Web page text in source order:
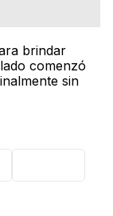
brindar
comenzó
sin